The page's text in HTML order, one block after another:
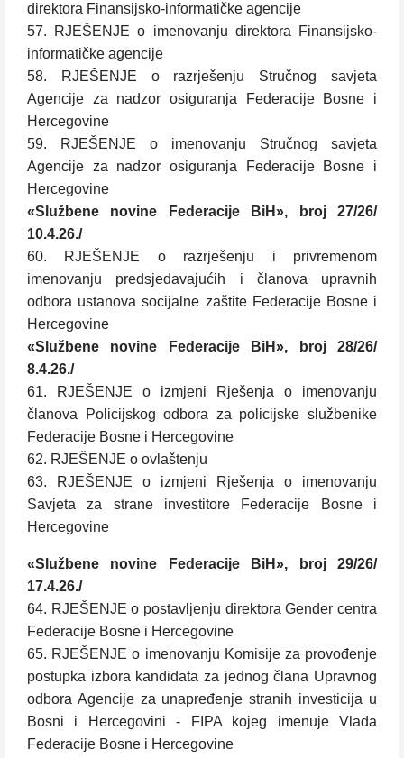
direktora Finansijsko-informatičke agencije
57. RJEŠENJE o imenovanju direktora Finansijsko-
informatičke agencije
58. RJEŠENJE o razrješenju Stručnog savjeta
Agencije za nadzor osiguranja Federacije Bosne i
Hercegovine
59. RJEŠENJE o imenovanju Stručnog savjeta
Agencije za nadzor osiguranja Federacije Bosne i
Hercegovine
«Službene novine Federacije BiH», broj 27/26/
10.4.26./
60. RJEŠENJE o razrješenju i privremenom
imenovanju predsjedavajućih i članova upravnih
odbora ustanova socijalne zaštite Federacije Bosne i
Hercegovine
«Službene novine Federacije BiH», broj 28/26/
8.4.26./
61. RJEŠENJE o izmjeni Rješenja o imenovanju
članova Policijskog odbora za policijske službenike
Federacije Bosne i Hercegovine
62. RJEŠENJE o ovlaštenju
63. RJEŠENJE o izmjeni Rješenja o imenovanju
Savjeta za strane investitore Federacije Bosne i
Hercegovine
«Službene novine Federacije BiH», broj 29/26/
17.4.26./
64. RJEŠENJE o postavljenju direktora Gender centra
Federacije Bosne i Hercegovine
65. RJEŠENJE o imenovanju Komisije za provođenje
postupka izbora kandidata za jednog člana Upravnog
odbora Agencije za unapređenje stranih investicija u
Bosni i Hercegovini - FIPA kojeg imenuje Vlada
Federacije Bosne i Hercegovine